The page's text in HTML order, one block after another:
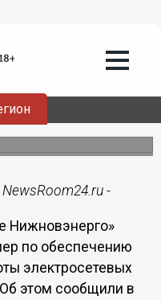
воздушных линий
в потенциальных
-
Нижновэнерго»
по обеспечению
электросетевых
этом сообщили в